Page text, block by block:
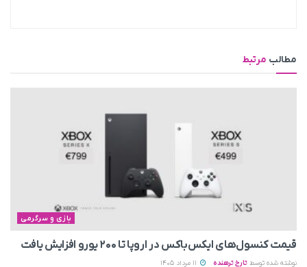
مطالب مرتبط
بازی و سرگرمی
قیمت کنسول‌های ایکس‌باکس در اروپا تا ۲۰۰ یورو افزایش یافت
نوشته شده توسط تارخ ترهنده